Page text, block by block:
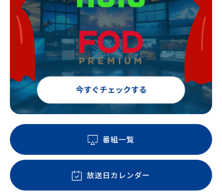
番組一覧
放送日カレンダー